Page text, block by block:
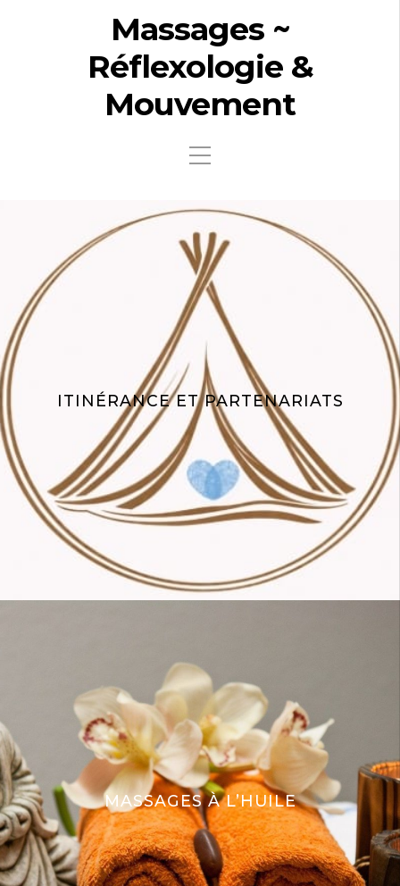
Massages ~
Réflexologie &
Mouvement
ITINÉRANCE ET PARTENARIATS
MASSAGES À L’HUILE